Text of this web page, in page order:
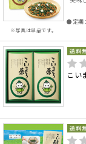
※写真は単品です。
●定期
こい